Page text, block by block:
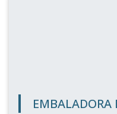
EMBALADORA